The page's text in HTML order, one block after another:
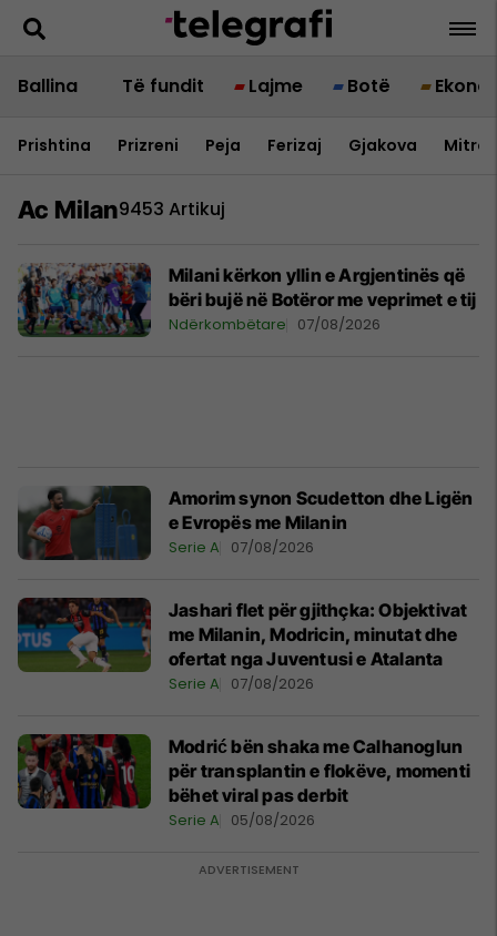
Ballina Të fundit Lajme Botë
Prishtina Prizreni Peja Ferizaj Gjakova
Ac Milan9453 Artikuj
Milani kërkon yllin e Argjentinës që
bëri bujë në Botëror me veprimet e tij
Ndërkombëtare 07/08/2026
Amorim synon Scudetton dhe Ligën
e Evropës me Milanin
Serie A 07/08/2026
Jashari flet për gjithçka: Objektivat
me Milanin, Modricin, minutat dhe
ofertat nga Juventusi e Atalanta
Serie A 07/08/2026
Modrić bën shaka me Calhanoglun
për transplantin e flokëve, momenti
bëhet viral pas derbit
Serie A 05/08/2026